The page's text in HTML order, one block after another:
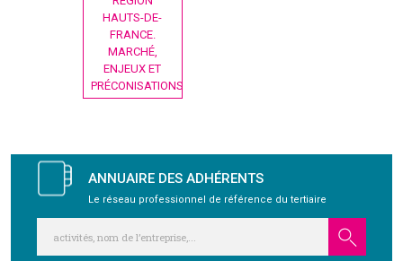
HAUTS-DE-
FRANCE.
MARCHÉ,
ENJEUX ET
PRÉCONISATIONS
ANNUAIRE DES ADHÉRENTS
Le réseau professionnel de référence du tertiaire